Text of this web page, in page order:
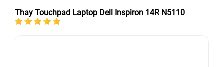
Thay Touchpad Laptop Dell Inspiron 14R N5110